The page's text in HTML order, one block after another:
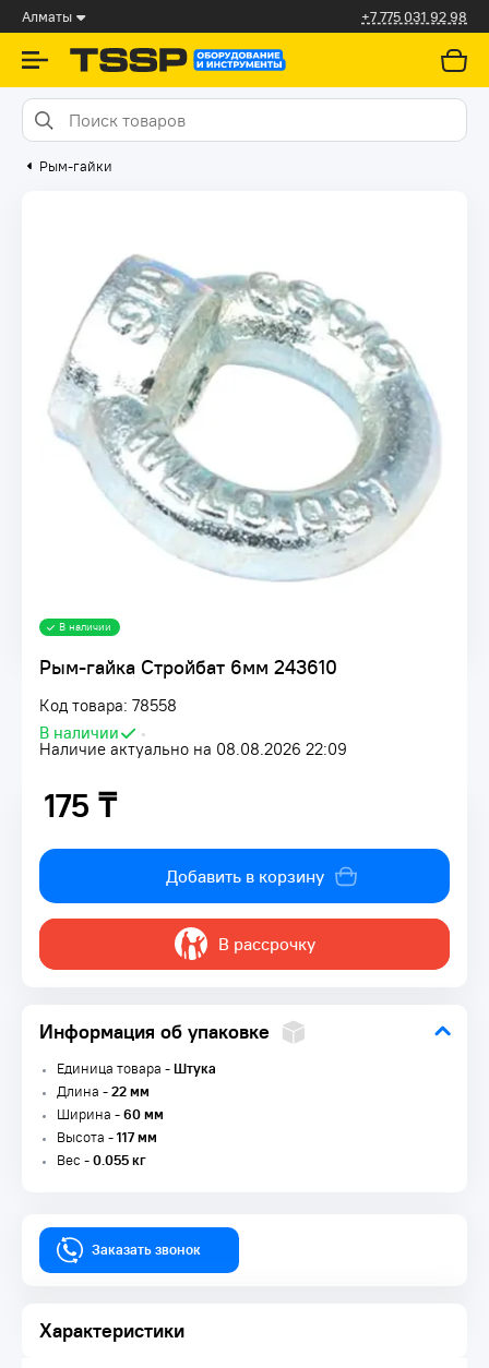
Алматы +7 775 031 92 98
Рым-гайки
Рым-гайка Стройбат 6мм 243610
Код товара: 78558
В наличии
•
Наличие актуально на 08.08.2026 22:09
В наличии
175 ₸
175 ₸
Добавить в корзину
В рассрочку
Информация об упаковке
Единица товара -Штука
Длина -22 мм
Ширина -60 мм
Высота -117 мм
Вес -0.055 кг
Заказать звонок
Характеристики